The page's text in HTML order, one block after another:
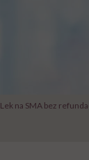
Lek na SMA bez